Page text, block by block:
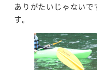
ありがたいじゃない
す。